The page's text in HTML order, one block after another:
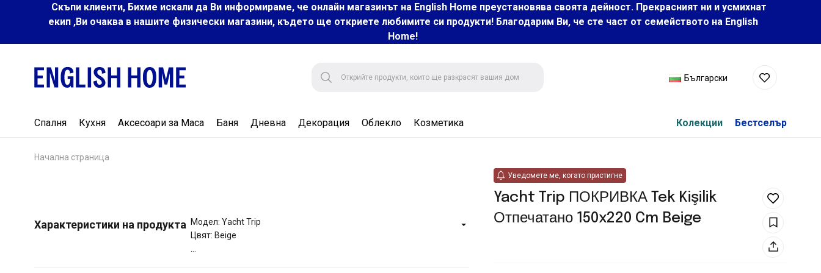
Скъпи клиенти, Бихме искали да Ви информираме, че онлайн магазинът на English Home преустановява своята дейност. Прекрасният ни и усмихнат
екип ,Ви очаква в нашите физически магазини, където ще откриете любимите си продукти! Благодарим Ви, че сте част от семейството на Еnglish
Home!
Български
Спалня Кухня Аксесоари за Маса Баня Дневна Декорация Облекло Козметика Колекции Бестселър
Начална страница
Характеристики на продукта
Модел: Yacht Trip
Цвят: Beige
Уведомете ме, когато пристигне
Yacht Trip ПОКРИВКА Tek Kişilik
Отпечатано 150x220 Cm Beige